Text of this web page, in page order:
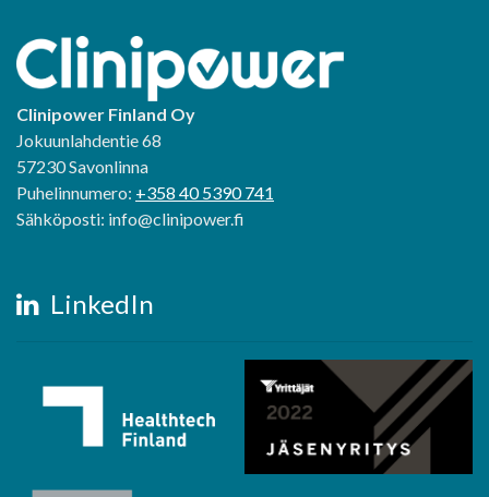
LinkedIn
Clinipower Finland Oy
Jokuunlahdentie 68
57230 Savonlinna
Puhelinnumero: +358 40 5390 741
Sähköposti: info@clinipower.fi